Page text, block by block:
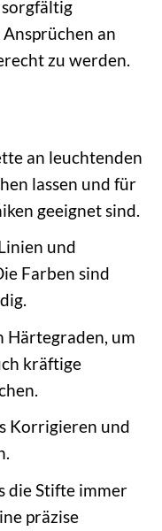
an
zu werden.
an leuchtenden
lassen und für
geeignet sind.
und
Farben sind
Härtegraden, um
kräftige
Korrigieren und
die Stifte immer
präzise